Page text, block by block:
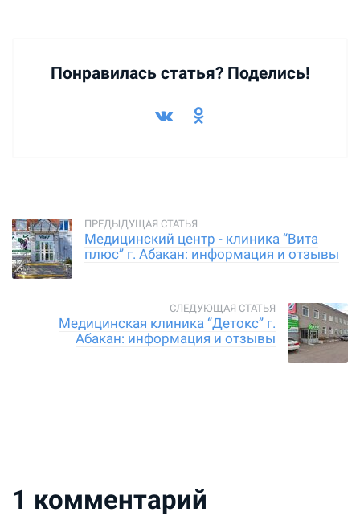
Понравилась статья? Поделись!
Медицинский центр - клиника “Вита
плюс” г. Абакан: информация и отзывы
Медицинская клиника “Детокс” г.
Абакан: информация и отзывы
1 комментарий